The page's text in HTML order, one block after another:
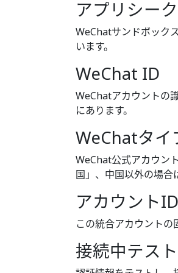
アプリシー
WeChatサンドボック
います。
WeChat ID
WeChatアカウントの
にあります。
WeChatタイ
WeChat公式アカウン
国」、中国以外の場合
アカウントID
この統合アカウントの
接続中テスト